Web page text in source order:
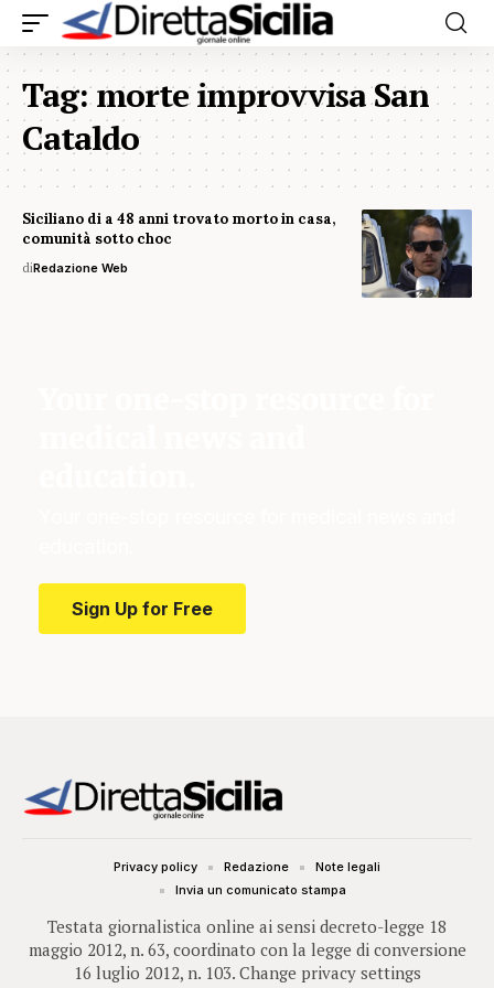
Tag:morte improvvisa San
Cataldo
Siciliano di a 48 anni trovato morto in casa,
comunità sotto choc
diRedazione Web
Sign Up for Free
Testata giornalistica online ai sensi decreto-legge 18
maggio 2012, n. 63, coordinato con la legge di conversione
16 luglio 2012, n. 103. Change privacy settings
Privacy policy Redazione
Note legali
Invia un comunicato stampa